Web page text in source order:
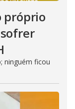
próprio
ninguém ficou